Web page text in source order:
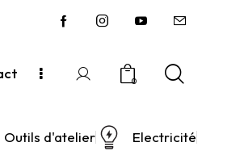
0
Outils d'atelier
Electricité